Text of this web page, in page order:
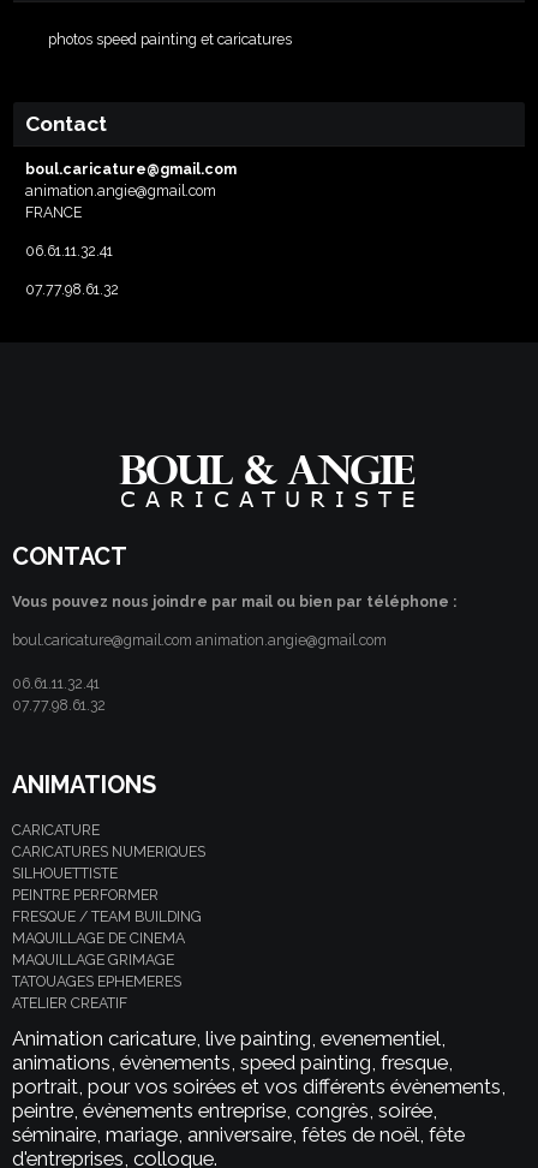
photos speed painting et caricatures
Contact
boul.caricature@gmail.com
animation.angie@gmail.com
FRANCE
06.61.11.32.41
07.77.98.61.32
CONTACT
Vous pouvez nous joindre par mail ou bien par téléphone :
boul.caricature@gmail.com animation.angie@gmail.com
06.61.11.32.41
07.77.98.61.32
ANIMATIONS
CARICATURE
CARICATURES NUMERIQUES
SILHOUETTISTE
PEINTRE PERFORMER
FRESQUE / TEAM BUILDING
MAQUILLAGE DE CINEMA
MAQUILLAGE GRIMAGE
TATOUAGES EPHEMERES
ATELIER CREATIF
Animation caricature, live painting, evenementiel,
animations, évènements, speed painting, fresque,
portrait, pour vos soirées et vos différents évènements,
peintre, évènements entreprise, congrès, soirée,
séminaire, mariage, anniversaire, fêtes de noël, fête
d'entreprises, colloque.